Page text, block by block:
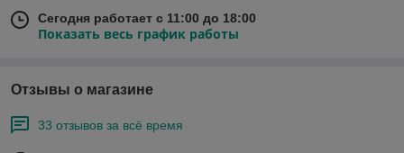
Сегодня работает с 11:00 до 18:00
Показать весь график работы
Отзывы о магазине
33 отзывов за всё время